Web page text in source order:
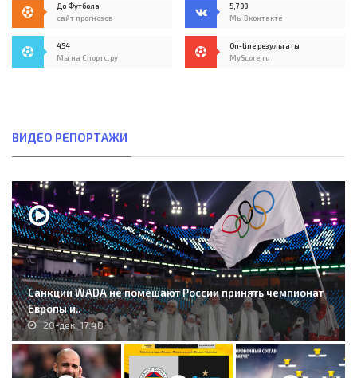
До Футбола
сайт прогнозов
5,700
Мы Вконтакте
454
Мы на Спортс.ру
On-line результаты
MyScore.ru
ВИДЕО РЕПОРТАЖИ
Санкции WADA не помешают России принять чемпионат
Европы и..
20-дек, 17:48